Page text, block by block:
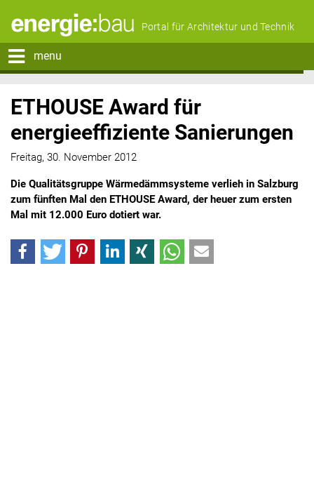
Portal für Architektur und Technik
menu
ETHOUSE Award für
energieeffiziente Sanierungen
Freitag, 30. November 2012
Die Qualitätsgruppe Wärmedämmsysteme verlieh in Salzburg
zum fünften Mal den ETHOUSE Award, der heuer zum ersten
Mal mit 12.000 Euro dotiert war.